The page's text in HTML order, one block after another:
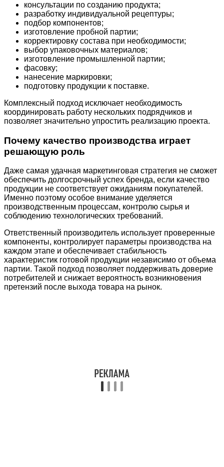
консультации по созданию продукта;
разработку индивидуальной рецептуры;
подбор компонентов;
изготовление пробной партии;
корректировку состава при необходимости;
выбор упаковочных материалов;
изготовление промышленной партии;
фасовку;
нанесение маркировки;
подготовку продукции к поставке.
Комплексный подход исключает необходимость
координировать работу нескольких подрядчиков и
позволяет значительно упростить реализацию проекта.
Почему качество производства играет
решающую роль
Даже самая удачная маркетинговая стратегия не сможет
обеспечить долгосрочный успех бренда, если качество
продукции не соответствует ожиданиям покупателей.
Именно поэтому особое внимание уделяется
производственным процессам, контролю сырья и
соблюдению технологических требований.
Ответственный производитель использует проверенные
компоненты, контролирует параметры производства на
каждом этапе и обеспечивает стабильность
характеристик готовой продукции независимо от объема
партии. Такой подход позволяет поддерживать доверие
потребителей и снижает вероятность возникновения
претензий после выхода товара на рынок.